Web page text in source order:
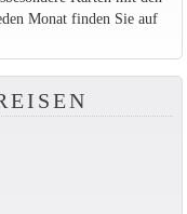
Monat finden Sie auf